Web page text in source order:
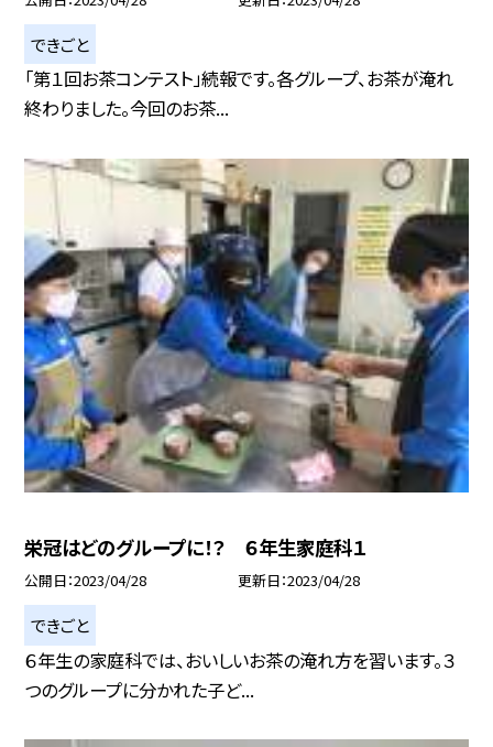
できごと
「第１回お茶コンテスト」続報です。各グループ、お茶が淹れ
終わりました。今回のお茶...
栄冠はどのグループに！？ ６年生家庭科１
公開日 2023/04/28 更新日 2023/04/28
できごと
６年生の家庭科では、おいしいお茶の淹れ方を習います。３
つのグループに分かれた子ど...